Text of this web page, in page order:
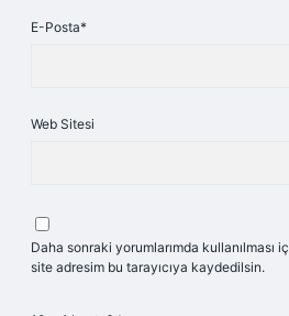
E-Posta*
Web Sitesi
Daha sonraki yorumlarımda kullanılması
site adresim bu tarayıcıya kaydedilsin.